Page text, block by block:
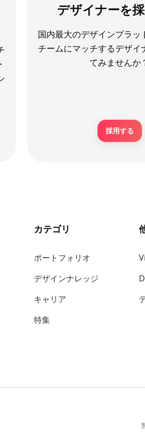
デザイナーを
国内最大のデザインプラッ
チームにマッチするデザイ
てみませんか
採用する
カテゴリ
ポートフォリオ
デザインナレッジ
キャリア
特集